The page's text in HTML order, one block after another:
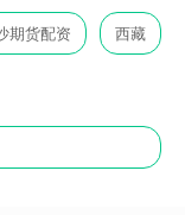
期货配资 西藏